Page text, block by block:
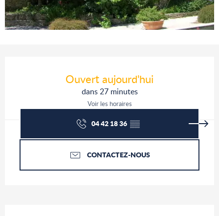
Ouvert aujourd'hui
dans 27 minutes
Voir les horaires
04 42 18 36▒▒
CONTACTEZ-NOUS